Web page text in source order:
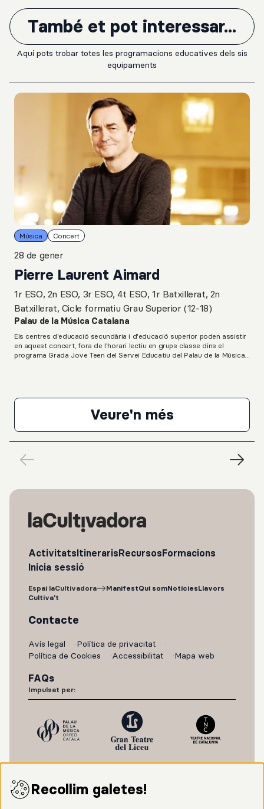
També et pot interessar...
Aquí pots trobar totes les programacions educatives dels sis
equipaments
Música Concert
28 de gener
Pierre Laurent Aimard
1r ESO, 2n ESO, 3r ESO, 4t ESO, 1r Batxillerat, 2n
Batxillerat, Cicle formatiu Grau Superior (12-18)
Palau de la Música Catalana
Els centres d'educació secundària i d'educació superior poden assistir
en aquest concert, fora de l'horari lectiu en grups classe dins el
programa Grada Jove Teen del Servei Educatiu del Palau de la Música
Veure'n mésPierre Laurent
ActivitatsItinerarisRecursosFormacions
Inicia sessió
Espai laCultivadora ManifestQui somNotíciesLlavors
Cultiva't
Contacte
Avís legal
Política de privacitat
Política de Cookies
Accessibilitat Mapa web
FAQs
Impulsat per:
Recollim galetes!